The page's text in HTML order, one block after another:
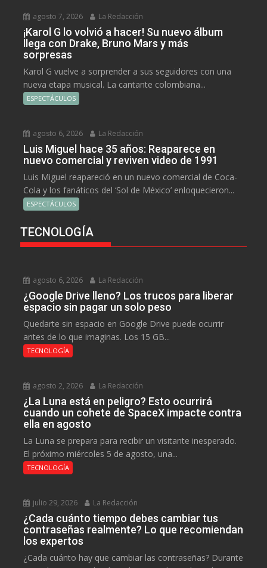
agosto 7, 2026 La Redacción
¡Karol G lo volvió a hacer! Su nuevo álbum
llega con Drake, Bruno Mars y más
sorpresas
Karol G vuelve a sorprender a sus seguidores con una
nueva etapa musical. La cantante colombiana...
ESPECTÁCULOS
agosto 6, 2026 La Redacción
Luis Miguel hace 35 años: Reaparece en
nuevo comercial y reviven video de 1991
Luis Miguel reapareció en un nuevo comercial de Coca-
Cola y los fanáticos del ‘Sol de México’ enloquecieron...
ESPECTÁCULOS
TECNOLOGÍA
agosto 6, 2026 La Redacción
¿Google Drive lleno? Los trucos para liberar
espacio sin pagar un solo peso
Quedarte sin espacio en Google Drive puede ocurrir
antes de lo que imaginas. Los 15 GB...
TECNOLOGÍA
agosto 2, 2026 La Redacción
¿La Luna está en peligro? Esto ocurrirá
cuando un cohete de SpaceX impacte contra
ella en agosto
La Luna se prepara para recibir un visitante inesperado.
El próximo miércoles 5 de agosto, una...
TECNOLOGÍA
julio 29, 2026 La Redacción
¿Cada cuánto tiempo debes cambiar tus
contraseñas realmente? Lo que recomiendan
los expertos
¿Cada cuánto hay que cambiar las contraseñas? Durante